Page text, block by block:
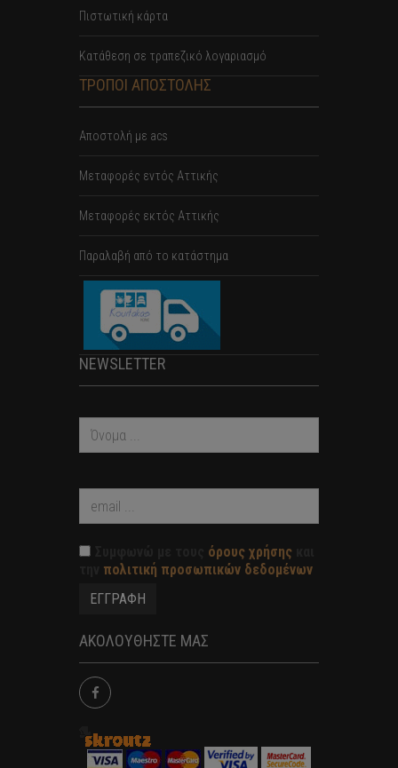
Πιστωτική κάρτα
Κατάθεση σε τραπεζικό λογαριασμό
ΤΡΟΠΟΙ ΑΠΟΣΤΟΛΗΣ
Αποστολή με acs
Mεταφορές εντός Αττικής
Μεταφορές εκτός Αττικής
Παραλαβή από το κατάστημα
NEWSLETTER
όρους χρήσης
πολιτική προσωπικών δεδομένων
ΑΚΟΛΟΥΘΗΣΤΕ ΜΑΣ